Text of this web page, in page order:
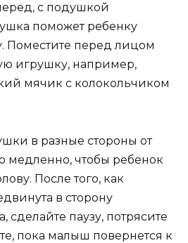
с подушкой
поможет ребенку
Поместите перед лицом
игрушку, например,
мячик с колокольчиком
в разные стороны от
медленно, чтобы ребенок
После того, как
в сторону
сделайте паузу, потрясите
пока малыш повернется к